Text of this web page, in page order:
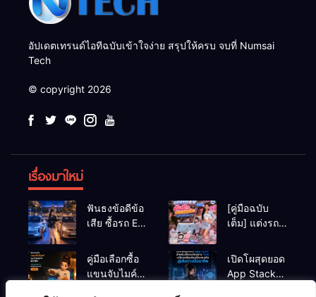
อัปเดตเทรนด์ไอทีฉบับเข้าใจง่าย สรุปให้ครบ จบที่ Numsai
Tech
© copyright 2026
เรื่องมาใหม่
ฟันธงข้อดีข้อ
เสีย ซื้อรถ EV
Eco Car ช่วง
เรียนมหา’ลัย
แบบไหนเวิร์
[คู่มือฉบับ
เต็ม] แต่งรถ
Y2K! งบหลัก
พัน (ไม่เกิน
หมื่น) ให้น่า
คู่มือเลือกซื้อ
แขนจับไมค์
เปิดโผสุดยอด
App Stack